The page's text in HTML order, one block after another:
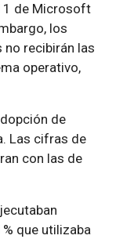
de Microsoft
los
recibirán las
operativo,
de
Las cifras de
con las de
que utilizaba